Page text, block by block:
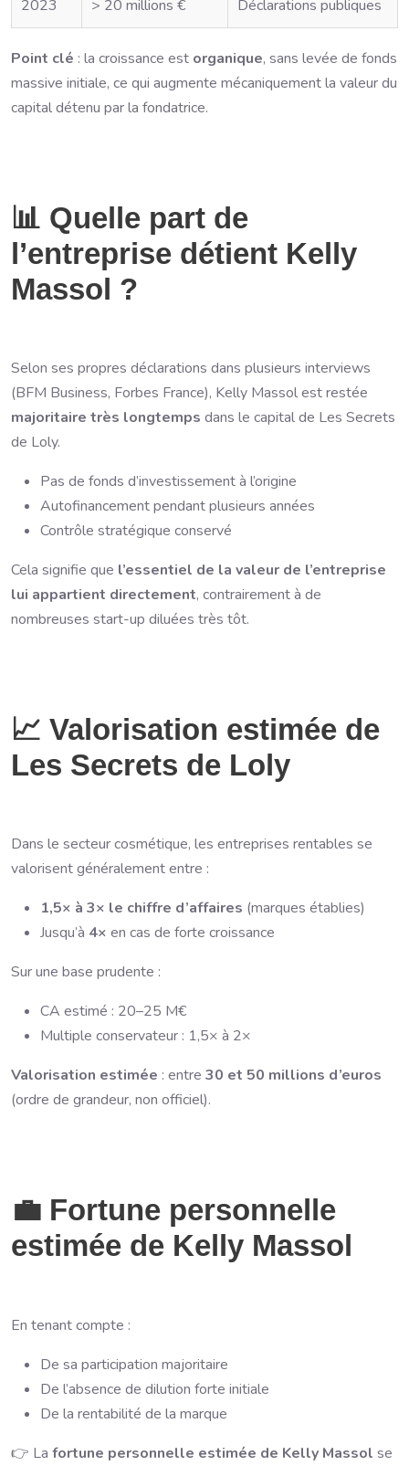
2023 > 20 millions € Déclarations publiques
Point clé : la croissance est organique, sans levée de fonds
massive initiale, ce qui augmente mécaniquement la valeur du
capital détenu par la fondatrice.
📊 Quelle part de
l’entreprise détient Kelly
Massol ?
Selon ses propres déclarations dans plusieurs interviews
(BFM Business, Forbes France), Kelly Massol est restée
majoritaire très longtemps dans le capital de Les Secrets
de Loly.
Pas de fonds d’investissement à l’origine
Autofinancement pendant plusieurs années
Contrôle stratégique conservé
Cela signifie que l’essentiel de la valeur de l’entreprise
lui appartient directement, contrairement à de
nombreuses start-up diluées très tôt.
📈 Valorisation estimée de
Les Secrets de Loly
Dans le secteur cosmétique, les entreprises rentables se
valorisent généralement entre :
1,5× à 3× le chiffre d’affaires (marques établies)
Jusqu’à 4× en cas de forte croissance
Sur une base prudente :
CA estimé : 20–25 M€
Multiple conservateur : 1,5× à 2×
Valorisation estimée : entre 30 et 50 millions d’euros
(ordre de grandeur, non officiel).
💼 Fortune personnelle
estimée de Kelly Massol
En tenant compte :
De sa participation majoritaire
De l’absence de dilution forte initiale
De la rentabilité de la marque
👉 La fortune personnelle estimée de Kelly Massol se